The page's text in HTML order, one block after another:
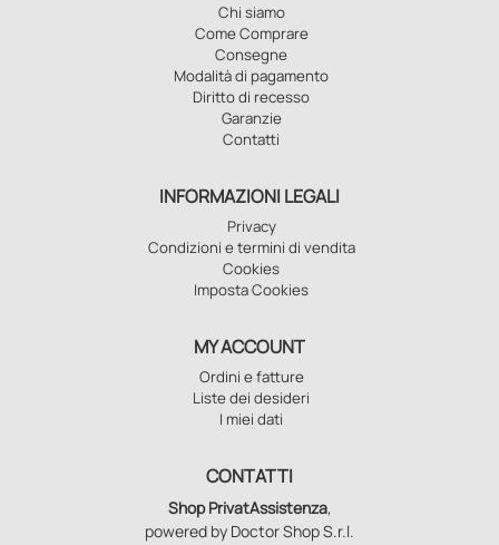
Chi siamo
Come Comprare
Consegne
Modalità di pagamento
Diritto di recesso
Garanzie
Contatti
INFORMAZIONI LEGALI
Privacy
Condizioni e termini di vendita
Cookies
Imposta Cookies
MY ACCOUNT
Ordini e fatture
Liste dei desideri
I miei dati
CONTATTI
Shop PrivatAssistenza,
powered by Doctor Shop S.r.l.